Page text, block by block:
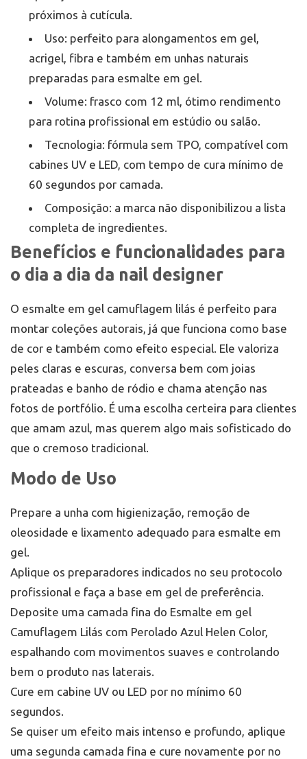
próximos à cutícula.
Uso: perfeito para alongamentos em gel,
acrigel, fibra e também em unhas naturais
preparadas para esmalte em gel.
Volume: frasco com 12 ml, ótimo rendimento
para rotina profissional em estúdio ou salão.
Tecnologia: fórmula sem TPO, compatível com
cabines UV e LED, com tempo de cura mínimo de
60 segundos por camada.
Composição: a marca não disponibilizou a lista
completa de ingredientes.
Benefícios e funcionalidades para
o dia a dia da nail designer
O esmalte em gel camuflagem lilás é perfeito para
montar coleções autorais, já que funciona como base
de cor e também como efeito especial. Ele valoriza
peles claras e escuras, conversa bem com joias
prateadas e banho de ródio e chama atenção nas
fotos de portfólio. É uma escolha certeira para clientes
que amam azul, mas querem algo mais sofisticado do
que o cremoso tradicional.
Modo de Uso
Prepare a unha com higienização, remoção de
oleosidade e lixamento adequado para esmalte em
gel.
Aplique os preparadores indicados no seu protocolo
profissional e faça a base em gel de preferência.
Deposite uma camada fina do Esmalte em gel
Camuflagem Lilás com Perolado Azul Helen Color,
espalhando com movimentos suaves e controlando
bem o produto nas laterais.
Cure em cabine UV ou LED por no mínimo 60
segundos.
Se quiser um efeito mais intenso e profundo, aplique
uma segunda camada fina e cure novamente por no